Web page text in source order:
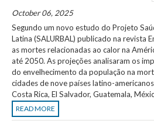
October 06, 2025
Segundo um novo estudo do Projeto
Latina (SALURBAL) publicado na revista
as mortes relacionadas ao calor na
até 2050. As projeções analisaram os
do envelhecimento da população na
cidades de nove países latino-
Costa Rica, El Salvador, Guatemala,
READ MORE